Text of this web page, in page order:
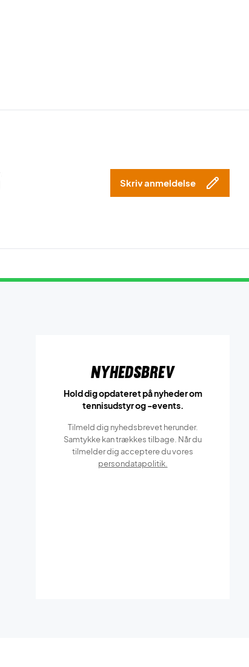
Skriv anmeldelse
Nyhedsbrev
Hold dig opdateret på nyheder om
tennisudstyr og -events.
Tilmeld dig nyhedsbrevet herunder.
Samtykke kan trækkes tilbage. Når du
tilmelder dig acceptere du vores
persondatapolitik.